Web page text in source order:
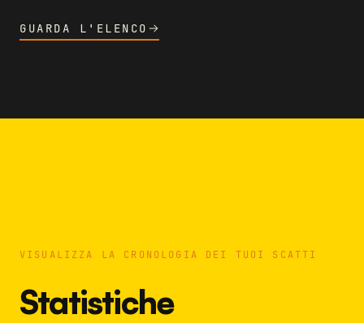
GUARDA L'ELENCO
VISUALIZZA LA CRONOLOGIA DEI TUOI SCATTI
Statistiche